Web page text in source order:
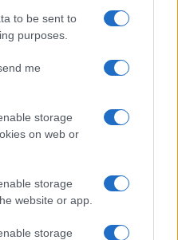
to be sent to
purposes.
me
storage
on web or
storage
website or app.
storage
ευρώ σε 451 επιχειρήσεις
εισφορών ΕΔΟΕΑΠ
Γιαγλής